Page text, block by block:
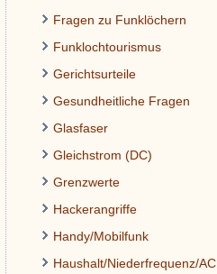
Fragen zu Funklöchern
Funklochtourismus
Gerichtsurteile
Gesundheitliche Fragen
Glasfaser
Gleichstrom (DC)
Grenzwerte
Hackerangriffe
Handy/Mobilfunk
Haushalt/Niederfrequenz/AC